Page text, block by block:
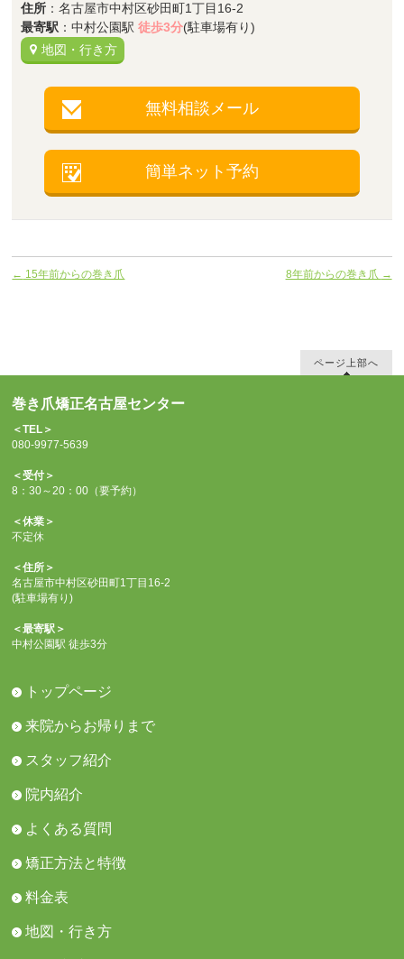
住所 ：名古屋市中村区砂田町1丁目16-2
最寄駅 ：中村公園駅徒歩3分(駐車場有り)
地図・行き方
無料相談メール
簡単ネット予約
← 15年前からの巻き爪 8年前からの巻き爪 →
ページ上部へ
巻き爪矯正名古屋センター
＜TEL＞
080-9977-5639
＜受付＞
8：30～20：00（要予約）
＜休業＞
不定休
＜住所＞
名古屋市中村区砂田町1丁目16-2
(駐車場有り)
＜最寄駅＞
中村公園駅 徒歩3分
トップページ
来院からお帰りまで
スタッフ紹介
院内紹介
よくある質問
矯正方法と特徴
料金表
地図・行き方